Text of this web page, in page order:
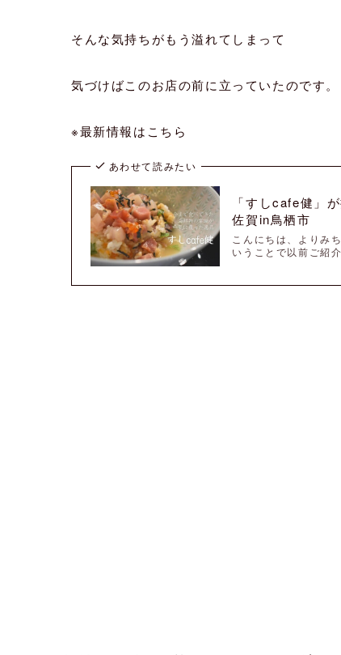
そんな気持ちがもう溢れてしまって
気づけばこのお店の前に立っていたのです。
※最新情報はこちら
あわせて読みたい
「すしcafe健」
佐賀in鳥栖市
こんにちは、よりみ
いうことで以前ご紹